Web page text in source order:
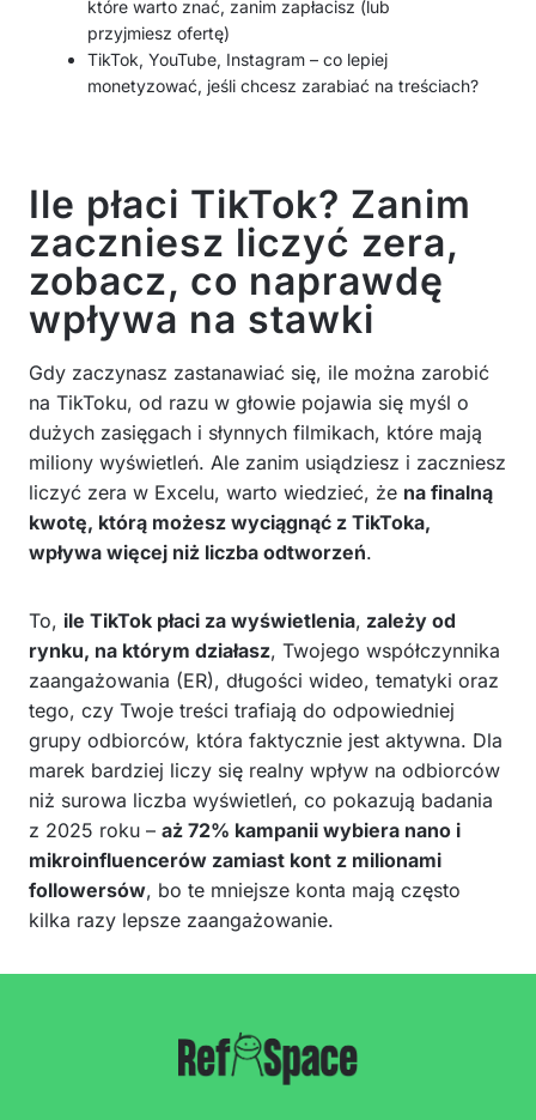
które warto znać, zanim zapłacisz (lub
przyjmiesz ofertę)
TikTok, YouTube, Instagram – co lepiej
monetyzować, jeśli chcesz zarabiać na treściach?
Ile płaci TikTok? Zanim
zaczniesz liczyć zera,
zobacz, co naprawdę
wpływa na stawki
Gdy zaczynasz zastanawiać się, ile można zarobić
na TikToku, od razu w głowie pojawia się myśl o
dużych zasięgach i słynnych filmikach, które mają
miliony wyświetleń. Ale zanim usiądziesz i zaczniesz
liczyć zera w Excelu, warto wiedzieć, że na finalną
kwotę, którą możesz wyciągnąć z TikToka,
wpływa więcej niż liczba odtworzeń.
To, ile TikTok płaci za wyświetlenia, zależy od
rynku, na którym działasz, Twojego współczynnika
zaangażowania (ER), długości wideo, tematyki oraz
tego, czy Twoje treści trafiają do odpowiedniej
grupy odbiorców, która faktycznie jest aktywna. Dla
marek bardziej liczy się realny wpływ na odbiorców
niż surowa liczba wyświetleń, co pokazują badania
z 2025 roku – aż 72% kampanii wybiera nano i
mikroinfluencerów zamiast kont z milionami
followersów, bo te mniejsze konta mają często
kilka razy lepsze zaangażowanie.